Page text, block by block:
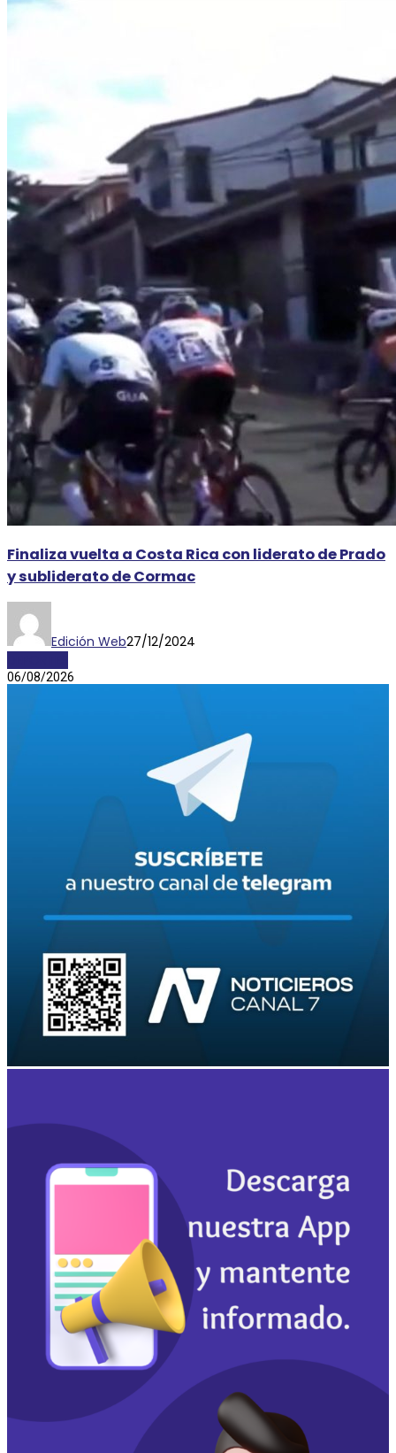
Finaliza vuelta a Costa Rica con liderato de Prado
y subliderato de Cormac
Edición Web27/12/2024
06/08/2026